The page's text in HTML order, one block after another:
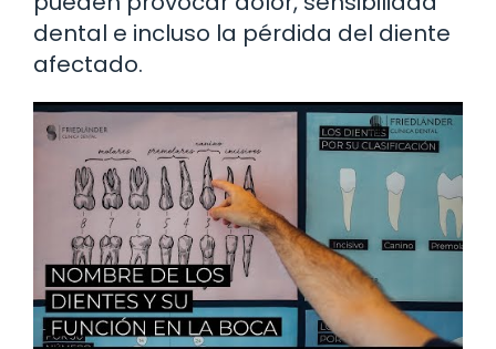
dental e incluso la pérdida del diente
afectado.